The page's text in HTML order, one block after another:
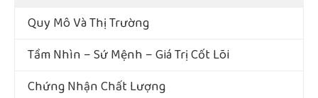
Quy Mô Và Thị Trường
Tầm Nhìn – Sứ Mệnh – Giá Trị Cốt Lõi
Chứng Nhận Chất Lượng